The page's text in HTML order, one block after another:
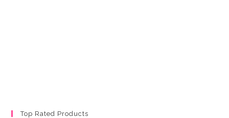
Top Rated Products